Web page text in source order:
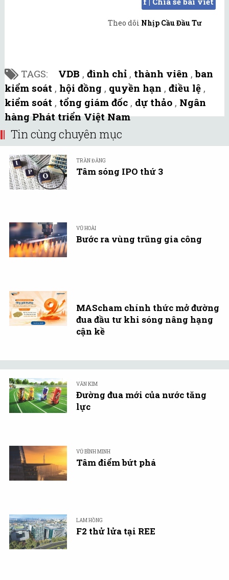
Theo dõi Nhịp Cầu Đầu Tư
TAGS: VDB , đình chỉ , thành viên ,ban
kiểm soát , hội đồng , quyền hạn , điều lệ ,
kiểm soát , tổng giám đốc , dự thảo , Ngân
hàng Phát triển Việt Nam
Tin cùng chuyên mục
TRẦN ĐĂNG
Tâm sóng IPO thứ 3
VŨ HOÀI
Bước ra vùng trũng gia công
MAScham chính thức mở đường
đua đầu tư khi sóng nâng hạng
cận kề
VĂN KIM
Đường đua mới của nước tăng
lực
VŨ BÌNH MINH
Tâm điểm bứt phá
LAM HỒNG
F2 thử lửa tại REE